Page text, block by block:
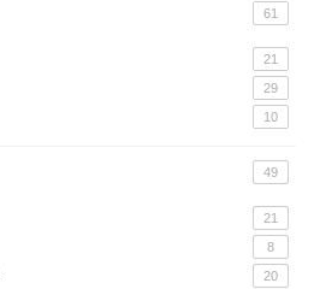
61
21
29
10
49
21
8
20